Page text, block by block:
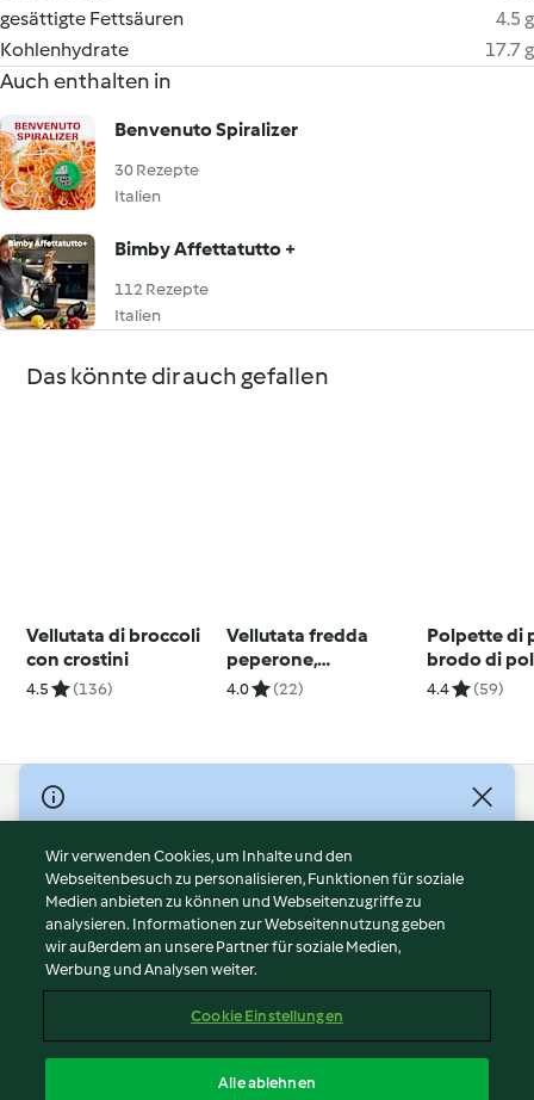
gesättigte Fettsäuren
4.5 g
Kohlenhydrate
17.7 g
Auch enthalten in
Benvenuto Spiralizer
30 Rezepte
Italien
Bimby Affettatutto +
112 Rezepte
Italien
Das könnte dir auch gefallen
Vellutata di broccoli
con crostini
4.5 (136)
Vellutata fredda
peperone,
melanzana e curry
4.0 (22)
Polpette di
brodo di
4.4 (59)
© Copyright 2026
Nutzungsbedingungen
Datenschutzrichtlinien
Disclaimer
Impressum
Cookies
Abo kündigen
Wir verwenden Cookies, um Inhalte und den
Webseitenbesuch zu personalisieren, Funktionen für soziale
Medien anbieten zu können und Webseitenzugriffe zu
analysieren. Informationen zur Webseitennutzung geben
wir außerdem an unsere Partner für soziale Medien,
Werbung und Analysen weiter.
Cookie Einstellungen
Alle ablehnen